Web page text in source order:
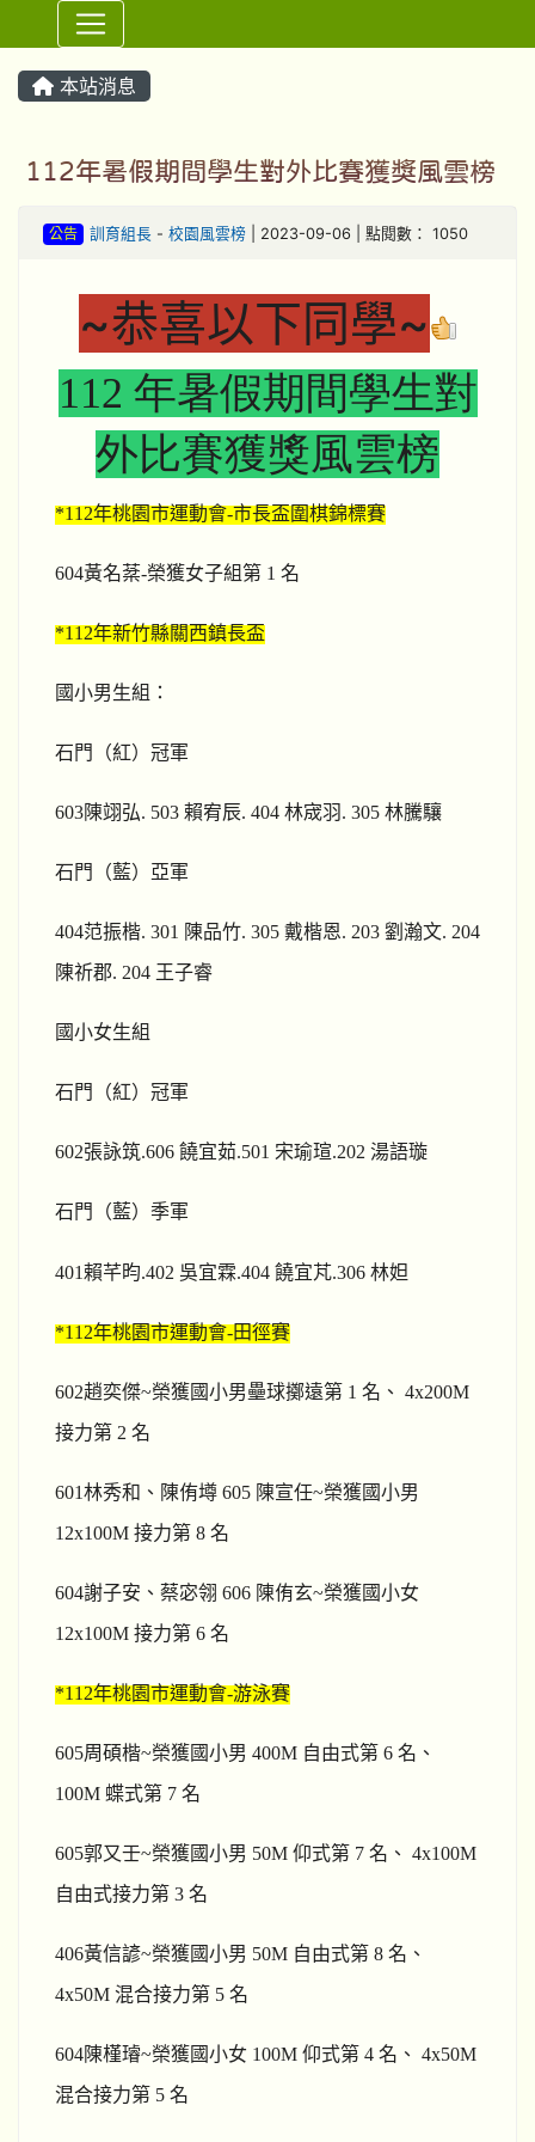
⏸
本站消息
112年暑假期間學生對外比賽獲獎風雲榜
公告 訓育組長- 校園風雲榜| 2023-09-06 | 點閱數： 1050
~恭喜以下同學~
112 年暑假期間學生對
外比賽獲獎風雲榜
*112年桃園市運動會-市長盃圍棋錦標賽
604黃名棻-榮獲女子組第 1 名
*112年新竹縣關西鎮長盃
國小男生組：
石門（紅）冠軍
603陳翊弘. 503 賴宥辰. 404 林宬羽. 305 林騰驤
石門（藍）亞軍
404范振楷. 301 陳品竹. 305 戴楷恩. 203 劉瀚文. 204
陳祈郡. 204 王子睿
國小女生組
石門（紅）冠軍
602張詠筑.606 饒宜茹.501 宋瑜瑄.202 湯語璇
石門（藍）季軍
401賴芊昀.402 吳宜霖.404 饒宜芃.306 林妲
*112年桃園市運動會-田徑賽
602趙奕傑~榮獲國小男壘球擲遠第 1 名、 4x200M
接力第 2 名
601林秀和、陳侑墫 605 陳宣任~榮獲國小男
12x100M 接力第 8 名
604謝子安、蔡宓翎 606 陳侑玄~榮獲國小女
12x100M 接力第 6 名
*112年桃園市運動會-游泳賽
605周碩楷~榮獲國小男 400M 自由式第 6 名、
100M 蝶式第 7 名
605郭又壬~榮獲國小男 50M 仰式第 7 名、 4x100M
自由式接力第 3 名
406黃信諺~榮獲國小男 50M 自由式第 8 名、
4x50M 混合接力第 5 名
604陳槿璿~榮獲國小女 100M 仰式第 4 名、 4x50M
混合接力第 5 名